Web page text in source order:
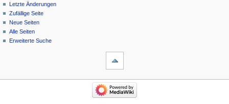
Letzte Änderungen
Zufällige Seite
Neue Seiten
Alle Seiten
Erweiterte Suche